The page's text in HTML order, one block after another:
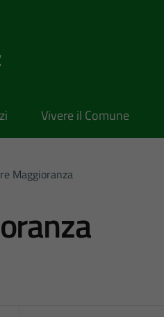
Vivere il Comune
Maggioranza